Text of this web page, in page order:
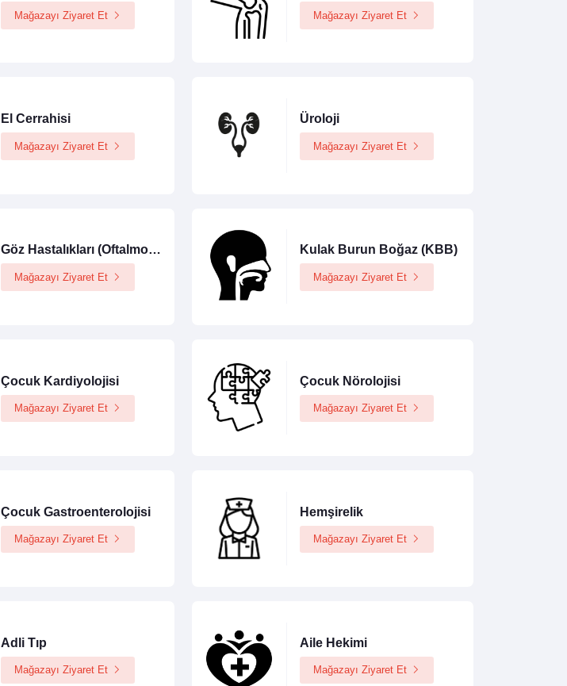
Mağazayı Ziyaret Et Mağazayı Ziyaret Et
El Cerrahisi
Mağazayı Ziyaret Et
Üroloji
Mağazayı Ziyaret Et
Göz Hastalıkları (Oftalmoloji)
Mağazayı Ziyaret Et
Kulak Burun Boğaz (KBB)
Mağazayı Ziyaret Et
Çocuk Kardiyolojisi
Mağazayı Ziyaret Et
Çocuk Nörolojisi
Mağazayı Ziyaret Et
Çocuk Gastroenterolojisi
Mağazayı Ziyaret Et
Hemşirelik
Mağazayı Ziyaret Et
Adli Tıp
Mağazayı Ziyaret Et
Aile Hekimi
Mağazayı Ziyaret Et